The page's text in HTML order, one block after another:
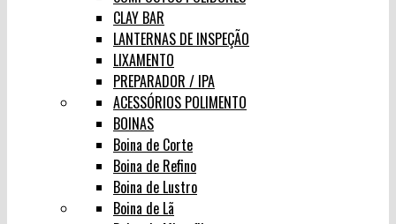
CLAY BAR
LANTERNAS DE INSPEÇÃO
LIXAMENTO
PREPARADOR / IPA
ACESSÓRIOS POLIMENTO
BOINAS
Boina de Corte
Boina de Refino
Boina de Lustro
Boina de Lã